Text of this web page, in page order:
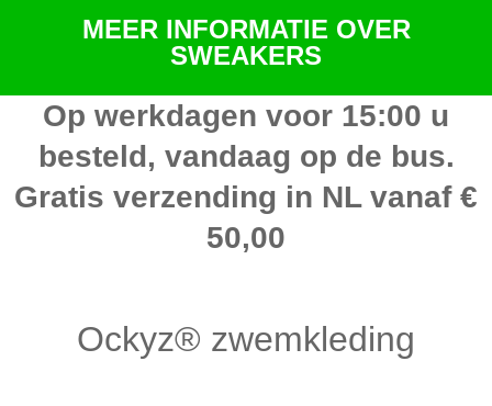
MEER INFORMATIE OVER
SWEAKERS
Op werkdagen voor 15:00 u
besteld, vandaag op de bus.
Gratis verzending in NL vanaf €
50,00
Ockyz® zwemkleding